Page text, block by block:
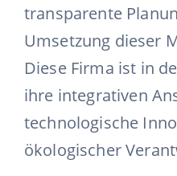
transparente
Umsetzung dieser
Diese Firma ist in
ihre integrativen
technologische
ökologischer